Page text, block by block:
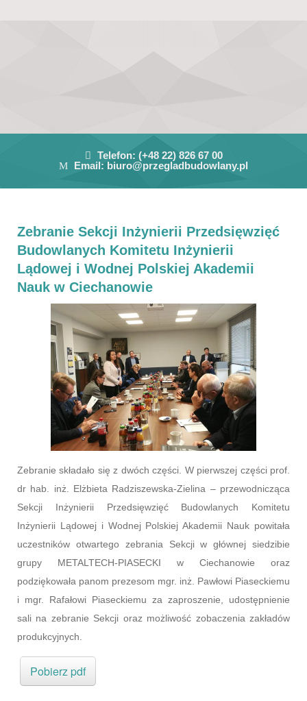
Telefon: (+48 22) 826 67 00
Email: biuro@przegladbudowlany.pl
Zebranie Sekcji Inżynierii Przedsięwzięć
Budowlanych Komitetu Inżynierii
Lądowej i Wodnej Polskiej Akademii
Nauk w Ciechanowie
Zebranie składało się z dwóch części. W pierwszej części prof.
dr hab. inż. Elżbieta Radziszewska-Zielina – przewodnicząca
Sekcji Inżynierii Przedsięwzięć Budowlanych Komitetu
Inżynierii Lądowej i Wodnej Polskiej Akademii Nauk powitała
uczestników otwartego zebrania Sekcji w głównej siedzibie
grupy METALTECH-PIASECKI w Ciechanowie oraz
podziękowała panom prezesom mgr. inż. Pawłowi Piaseckiemu
i mgr. Rafałowi Piaseckiemu za zaproszenie, udostępnienie
sali na zebranie Sekcji oraz możliwość zobaczenia zakładów
produkcyjnych.
Pobierz pdf